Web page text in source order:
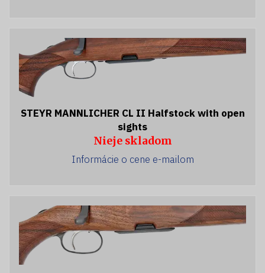
STEYR MANNLICHER CL II Halfstock with open
sights
Nieje skladom
Informácie o cene e-mailom